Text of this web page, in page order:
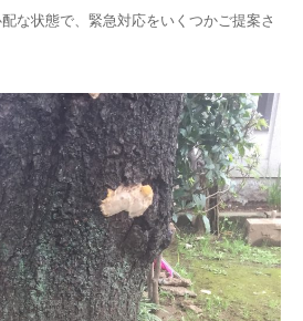
な状態で、緊急対応をいくつかご提案さ